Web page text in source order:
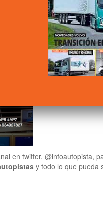
canal de
en twitter, @infoautopista,
y todo lo que pueda